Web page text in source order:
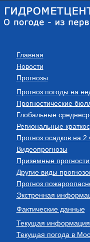
Главная
Новости
Прогнозы
Прогноз погоды на
Прогностические
Глобальные
Региональные
Прогноз осадков на 2
Видеопрогнозы
Приземные
Другие виды
Прогноз
Экстренная
Фактические данные
Текущая
Текущая погода в